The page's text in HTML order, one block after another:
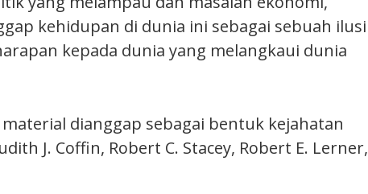
kehidupan di dunia ini sebagai sebuah ilusi
kepada dunia yang melangkaui dunia
dianggap sebagai bentuk kejahatan
J. Coffin, Robert C. Stacey, Robert E. Lerner,